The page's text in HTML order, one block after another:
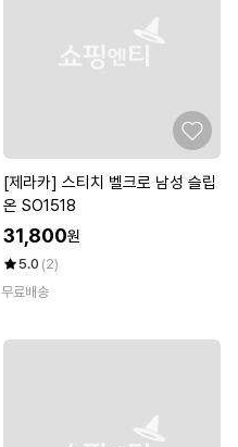
[제라카] 스티치 벨크로 남성 슬립
온 SO1518
31,800원
5.0 (2)
무료배송